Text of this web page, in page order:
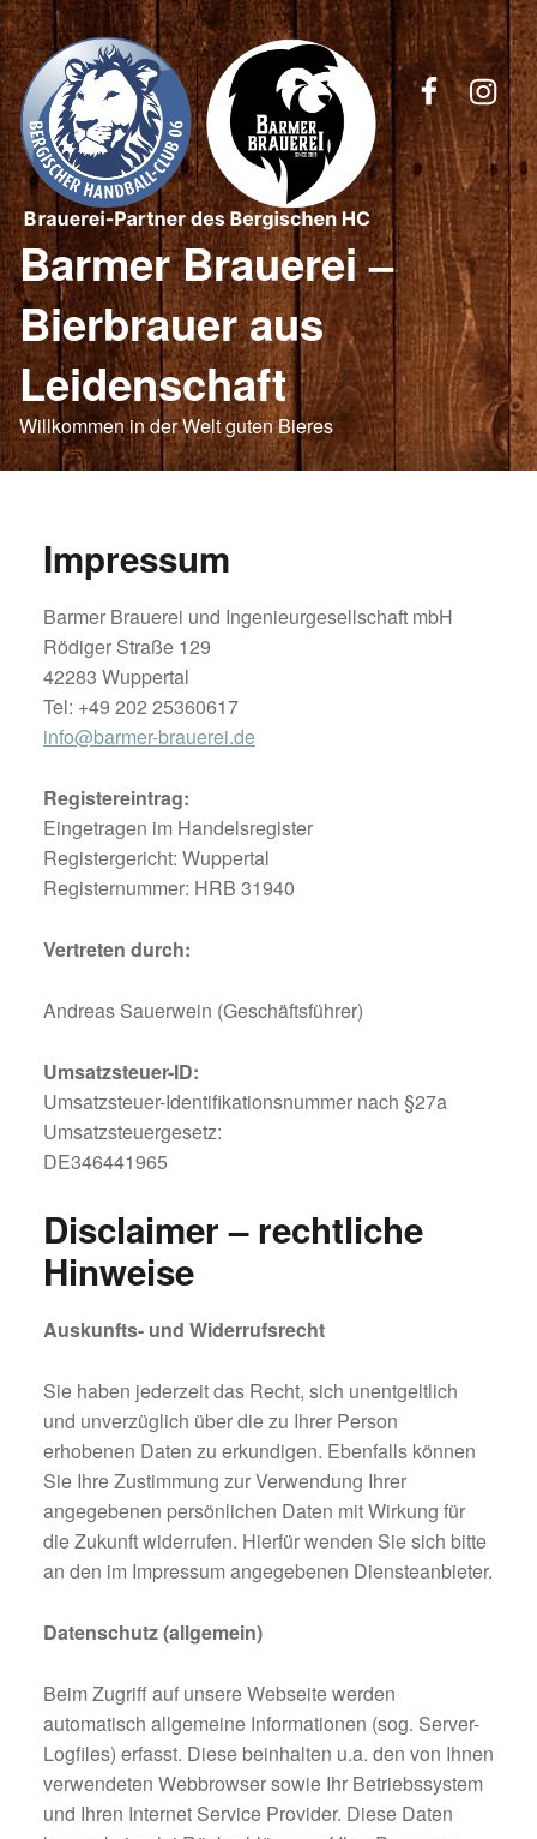
Barmer Brauerei –
Bierbrauer aus
Leidenschaft
Willkommen in der Welt guten Bieres
FB Insta
Impressum
Barmer Brauerei und Ingenieurgesellschaft mbH
Rödiger Straße 129
42283 Wuppertal
Tel: +49 202 25360617
info@barmer-brauerei.de
Registereintrag:
Eingetragen im Handelsregister
Registergericht: Wuppertal
Registernummer: HRB 31940
Vertreten durch:
Andreas Sauerwein (Geschäftsführer)
Umsatzsteuer-ID:
Umsatzsteuer-Identifikationsnummer nach §27a
Umsatzsteuergesetz:
DE346441965
Disclaimer – rechtliche
Hinweise
Auskunfts- und Widerrufsrecht
Sie haben jederzeit das Recht, sich unentgeltlich
und unverzüglich über die zu Ihrer Person
erhobenen Daten zu erkundigen. Ebenfalls können
Sie Ihre Zustimmung zur Verwendung Ihrer
angegebenen persönlichen Daten mit Wirkung für
die Zukunft widerrufen. Hierfür wenden Sie sich bitte
an den im Impressum angegebenen Diensteanbieter.
Datenschutz (allgemein)
Beim Zugriff auf unsere Webseite werden
automatisch allgemeine Informationen (sog. Server-
Logfiles) erfasst. Diese beinhalten u.a. den von Ihnen
verwendeten Webbrowser sowie Ihr Betriebssystem
und Ihren Internet Service Provider. Diese Daten